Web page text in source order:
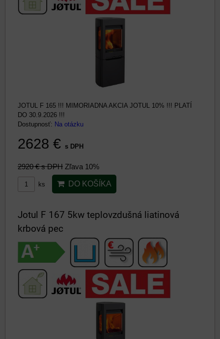
JOTUL F 165 !!! MIMORIADNA AKCIA JOTUL 10% !!! PLATÍ
DO 30.9.2026 !!!
Dostupnosť: Na otázku
2628 € s DPH
2920 €s DPH Zľava 10%
ks DO KOŠÍKA
Jotul F 167 5kw teplovzdušná liatinová
krbová pec